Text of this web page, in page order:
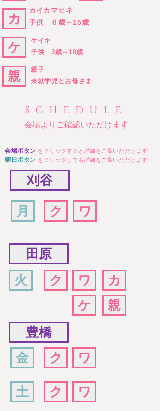
カ
​カイカマヒネ
子供 ６歳～15歳
ケ
ケイキ
子供 3歳～10歳
親
親子
未就学児とお母さま
SCHEDULE
​会場よりご確認いただけます
​会場ボタン をクリックすると詳細をご覧いただけます
曜日ボタン をクリックしても詳細をご覧いただけます
刈谷
月
ク ワ
田原
火
ク
ワ
ケ
カ
親
豊橋
金
ク ワ
土 ク ワ